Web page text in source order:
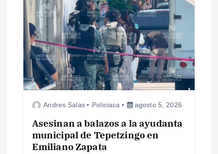
Andres Salas Policiaca agosto 5, 2026
Asesinan a balazos a la ayudanta
municipal de Tepetzingo en
Emiliano Zapata